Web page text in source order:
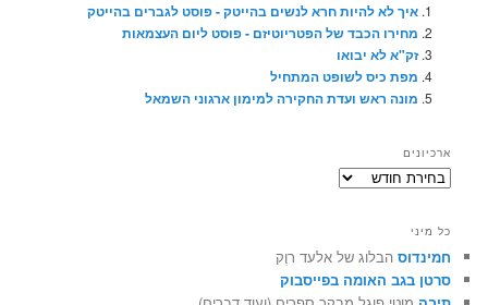
איך לא להיות חרא לנשים בהייטק - פוסט לגברים בהייטק
מחירו הכבד של הפטריוטיזם - פוסט ליום העצמאות
זק"א לא יבואו
מפת כיס לשופט המתחיל
מונה ראש ועדת החקירה למימון ארגוני השמאל
ארכיונים
ארכיונים
כל מיני
חמינדוס הבלוג של אלעד רוֶק
סרטן בגב האומה בפייסבוק